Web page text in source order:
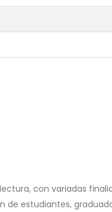
con variadas
de estudiantes,